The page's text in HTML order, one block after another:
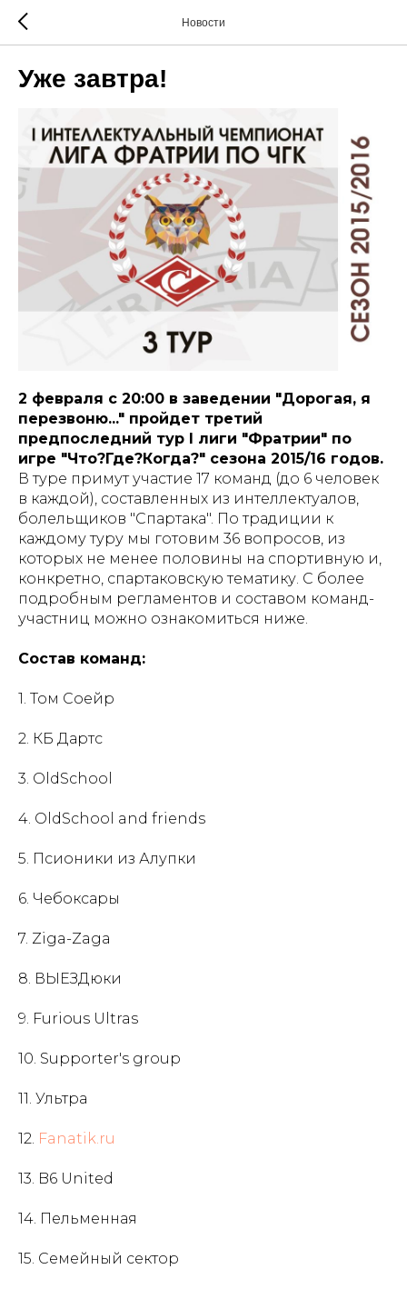
Новости
Уже завтра!
2 февраля с 20:00 в заведении "Дорогая, я
перезвоню..." пройдет третий
предпоследний тур I лиги "Фратрии" по
игре "Что?Где?Когда?" сезона 2015/16 годов.
В туре примут участие 17 команд (до 6 человек
в каждой), составленных из интеллектуалов,
болельщиков "Спартака". По традиции к
каждому туру мы готовим 36 вопросов, из
которых не менее половины на спортивную и,
конкретно, спартаковскую тематику. С более
подробным регламентов и составом команд-
участниц можно ознакомиться ниже.
Состав команд:
1. Том Соейр
2. КБ Дартс
3. OldSchool
4. OldSchool and friends
5. Псионики из Алупки
6. Чебоксары
7. Ziga-Zaga
8. ВЫЕЗДюки
9. Furious Ultras
10. Supporter's group
11. Ультра
12. Fanatik.ru
13. B6 United
14. Пельменная
15. Семейный сектор